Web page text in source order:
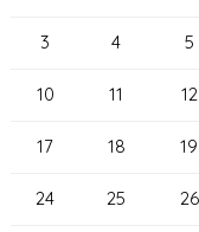
3 4 5
10 11 12
17 18 19
24 25 26